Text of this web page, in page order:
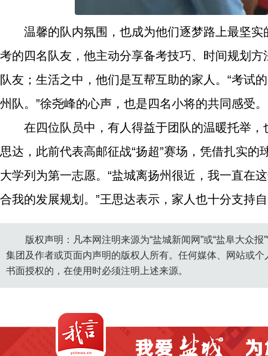
温馨的队内氛围，也成为他们逐梦路上最坚
考的四名队友，他主动分享备考技巧、时间规划
队友；生活之中，他们是互帮互助的家人。“考试
州队。”徐尧峰的心声，也是四名小将的共同感受。
在四位队员中，有人得益于团队的温暖托举
思达，此前代表高邮征战“扬超”赛场，凭借扎实
大学列为第一志愿。“盐城离扬州很近，我一直在
合我的发展规划。”王思达表示，家人也十分支持
版权声明：凡本网注明来源为“盐城新闻网”或“盐阜大众
集团及作者或页面内声明的版权人所有。任何媒体、网站或
书面授权的，在使用时必须注明上述来源。